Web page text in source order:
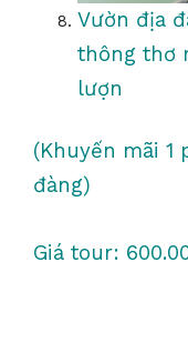
Vườn địa
thông thơ
lượn
(Khuyến mãi 1
đàng)
Giá tour: